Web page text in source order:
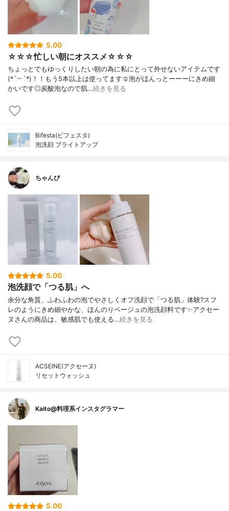
5.00
☆☆☆忙しい朝にオススメ☆☆☆
ちょっとでもゆっくりしたい朝の為に私にとって外せないアイテムです
(*´︶`*)！！もう5本以上は使ってます☺️泡がほんっとーーーにきめ細
かいです◎炭酸泡なので肌…続きを見る
Bifesta(ビフェスタ)
泡洗顔 ブライトアップ
ちゃんぴ
5.00
泡洗顔で「つる肌」へ
余分な角質、ふわふわの泡でやさしくオフ洗顔で「つる肌」体験?スフ
レのようにきめ細やかな、ほんのりベージュの泡洗顔料です✨アクセー
ヌさんの商品は、敏感肌でも使える…続きを見る
ACSEINE(アクセーヌ)
リセットウォッシュ
Kaito@料理系インスタグラマー
5.00